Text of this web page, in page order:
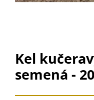
Kel
semená -